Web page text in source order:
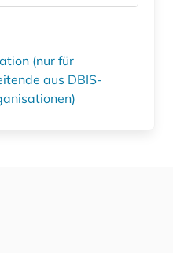
(nur für
aus DBIS-